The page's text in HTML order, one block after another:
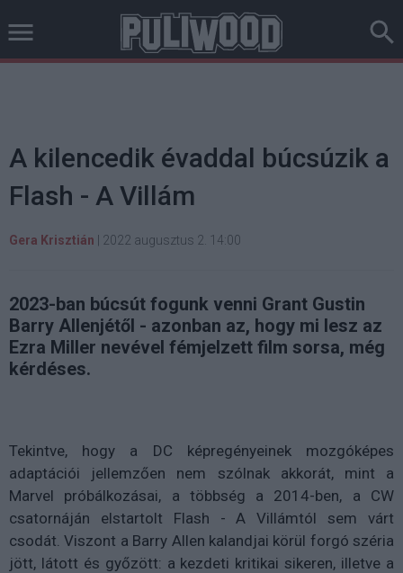
A kilencedik évaddal búcsúzik a
Flash - A Villám
Gera Krisztián 2022 augusztus 2. 14:00
2023-ban búcsút fogunk venni Grant Gustin
Barry Allenjétől - azonban az, hogy mi lesz az
Ezra Miller nevével fémjelzett film sorsa, még
kérdéses.
Tekintve, hogy a DC képregényeinek mozgóképes
adaptációi jellemzően nem szólnak akkorát, mint a
Marvel próbálkozásai, a többség a 2014-ben, a CW
csatornáján elstartolt Flash - A Villámtól sem várt
csodát. Viszont a Barry Allen kalandjai körül forgó széria
jött, látott és győzött: a kezdeti kritikai sikeren, illetve a